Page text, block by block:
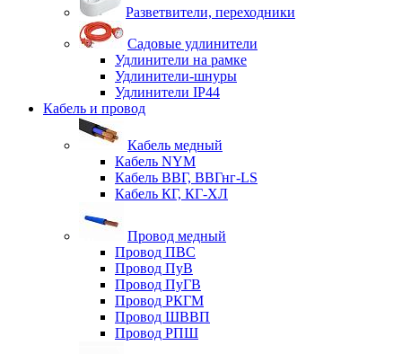
Разветвители, переходники
Садовые удлинители
Удлинители на рамке
Удлинители-шнуры
Удлинители IP44
Кабель и провод
Кабель медный
Кабель NYM
Кабель ВВГ, ВВГнг-LS
Кабель КГ, КГ-ХЛ
Провод медный
Провод ПВС
Провод ПуВ
Провод ПуГВ
Провод РКГМ
Провод ШВВП
Провод РПШ